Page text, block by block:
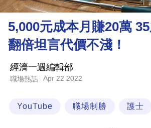
理
財
商
業
科
5,000元成本月賺20萬
翻倍坦言代價不淺！
經濟一週編輯部
職場熱話 Apr 22 2022
YouTube 職場制勝 護士